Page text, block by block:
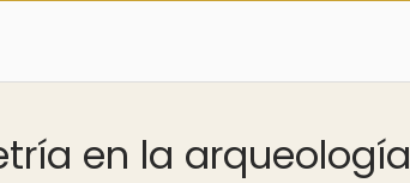
en la arqueología